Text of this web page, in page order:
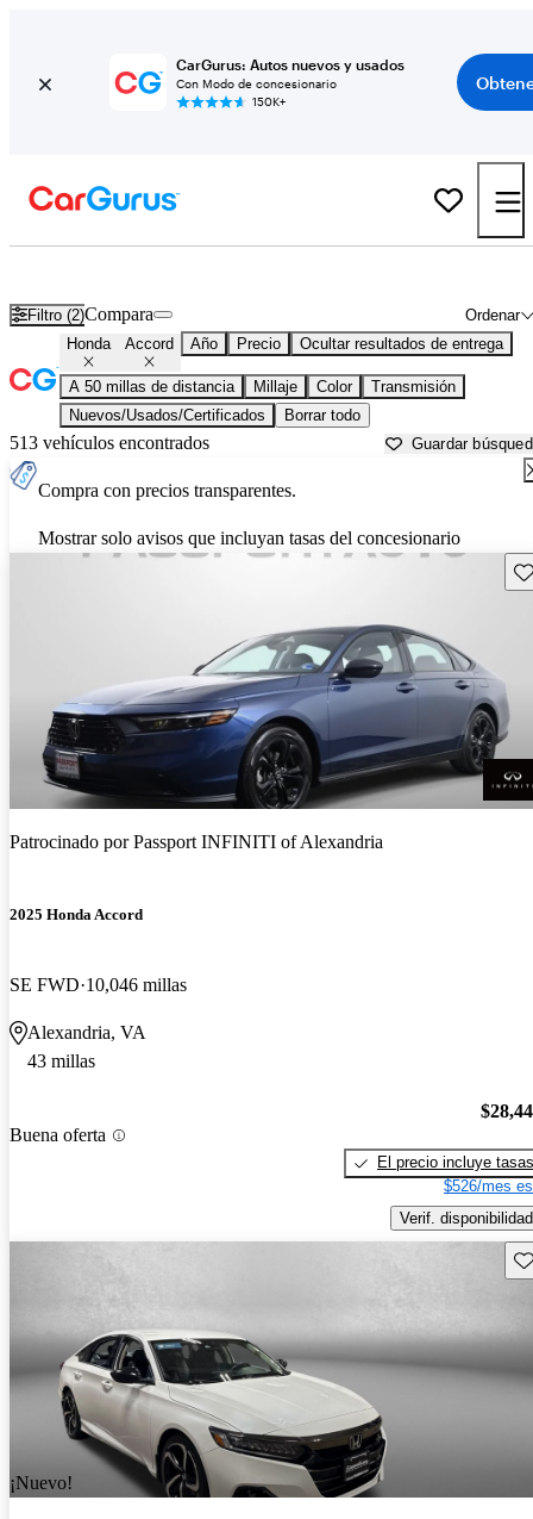
CarGurus: Autos nuevos y usados
Con Modo de concesionario
150K+
Filtro (2) Ordenar
Compara
Honda Accord Año Precio Ocultar resultados de entrega
A 50 millas de distancia Millaje Color
Transmisión
Nuevos/Usados/Certificados
Borrar todo
513 vehículos encontrados Guardar
Compra con precios transparentes.
Mostrar solo avisos que incluyan tasas del concesionario
Patrocinado porPassport INFINITI of Alexandria
2025 Honda Accord
SE FWD 10,046 millas
Alexandria, VA
43 millas
Buena oferta
El precio incluye tasas
$526/mes
Verif. disponibilidad
¡Nuevo!